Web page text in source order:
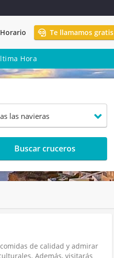
Horario Te llamamos gratis
Hora
Buscar cruceros
de calidad y admirar
Además, visitarás